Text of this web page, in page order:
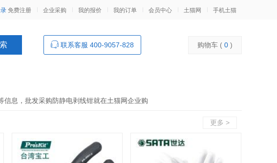
免费注册 企业采购 我的报价 我的订单 会员中心 土猫网 手机土猫
联系客服 400-9057-828 购物车 ( 0 )
息，批发采购防静电剥线钳就在土猫网企业购
更多 >